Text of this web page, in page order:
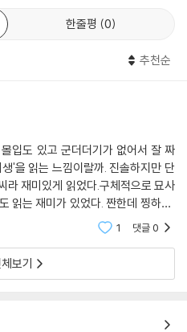
찮아
한줄평 0
추천순
입도 있고 군더더기가 없어서 잘 짜
'을 읽는 느낌이랄까. 진솔하지만 단
라 재미있게 읽었다.구체적으로 묘사
가 있었다. 짠한데 찡하고,
던지는 유머러스함이 인상깊었다.
1 댓글0
보기